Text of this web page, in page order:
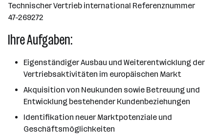
Technischer Vertrieb international Referenznummer
47-269272
Ihre Aufgaben:
Eigenständiger Ausbau und Weiterentwicklung der
Vertriebsaktivitäten im europäischen Markt
Akquisition von Neukunden sowie Betreuung und
Entwicklung bestehender Kundenbeziehungen
Identifikation neuer Marktpotenziale und
Geschäftsmöglichkeiten